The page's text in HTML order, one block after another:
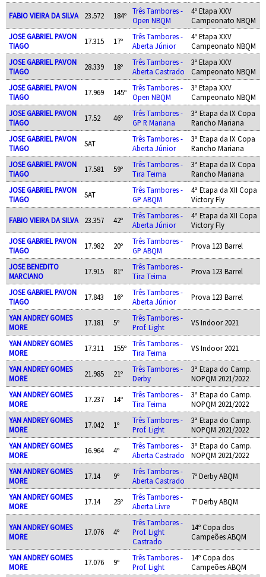
FABIO VIEIRA DA SILVA 23.572 184º
Três Tambores -
Open NBQM
4º Etapa XXV
Campeonato NBQM
JOSE GABRIEL PAVON
TIAGO
17.315 17º
Três Tambores -
Aberta Júnior
4º Etapa XXV
Campeonato NBQM
JOSE GABRIEL PAVON
TIAGO
28.339 18º
Três Tambores -
Aberta Castrado
3º Etapa XXV
Campeonato NBQM
JOSE GABRIEL PAVON
TIAGO
17.969 145º
Três Tambores -
Open NBQM
3º Etapa XXV
Campeonato NBQM
JOSE GABRIEL PAVON
TIAGO
17.52 46º
Três Tambores -
GP R Mariana
3ª Etapa da IX Copa
Rancho Mariana
JOSE GABRIEL PAVON
TIAGO
SAT
Três Tambores -
Aberta Júnior
3ª Etapa da IX Copa
Rancho Mariana
JOSE GABRIEL PAVON
TIAGO
17.581 59º
Três Tambores -
Tira Teima
3ª Etapa da IX Copa
Rancho Mariana
JOSE GABRIEL PAVON
TIAGO
SAT
Três Tambores -
GP ABQM
4ª Etapa da XII Copa
Victory Fly
FABIO VIEIRA DA SILVA 23.357 42º
Três Tambores -
Aberta Júnior
4ª Etapa da XII Copa
Victory Fly
JOSE GABRIEL PAVON
TIAGO
17.982 20º
Três Tambores -
GP ABQM
Prova 123 Barrel
JOSE BENEDITO
MARCIANO
17.915 81º
Três Tambores -
Tira Teima
Prova 123 Barrel
JOSE GABRIEL PAVON
TIAGO
17.843 16º
Três Tambores -
Aberta Júnior
Prova 123 Barrel
YAN ANDREY GOMES
MORE
17.181 5º
Três Tambores -
Prof. Light
VS Indoor 2021
YAN ANDREY GOMES
MORE
17.311 155º
Três Tambores -
Tira Teima
VS Indoor 2021
YAN ANDREY GOMES
MORE
21.985 21º
Três Tambores -
Derby
3ª Etapa do Camp.
NOPQM 2021/2022
YAN ANDREY GOMES
MORE
17.237 14º
Três Tambores -
Tira Teima
3ª Etapa do Camp.
NOPQM 2021/2022
YAN ANDREY GOMES
MORE
17.042 1º
Três Tambores -
Prof. Light
3ª Etapa do Camp.
NOPQM 2021/2022
YAN ANDREY GOMES
MORE
16.964 4º
Três Tambores -
Aberta Castrado
3ª Etapa do Camp.
NOPQM 2021/2022
YAN ANDREY GOMES
MORE
17.14 9º
Três Tambores -
Aberta Castrado
7º Derby ABQM
YAN ANDREY GOMES
MORE
17.14 25º
Três Tambores -
Aberta Livre
7º Derby ABQM
YAN ANDREY GOMES
MORE
17.076 4º
Três Tambores -
Prof. Light
Castrado
14º Copa dos
Campeões ABQM
YAN ANDREY GOMES
MORE
17.076 9º
Três Tambores -
Prof. Light
14º Copa dos
Campeões ABQM